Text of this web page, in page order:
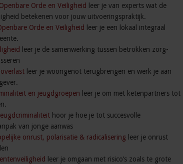
Orde en Veiligheid leer je van experts wat de
betekenen voor jouw uitvoeringspraktijk.
Orde en Veiligheid leer je een lokaal integraal
leer je de samenwerking tussen betrokken zorg-
leer je woongenot terugbrengen en werk je aan
en jeugdgroepen leer je om met ketenpartners tot
hoor je hoe je tot succesvolle
van jonge aanwas
onrust, polarisatie & radicalisering leer je onrust
leer je omgaan met risico’s zoals te grote